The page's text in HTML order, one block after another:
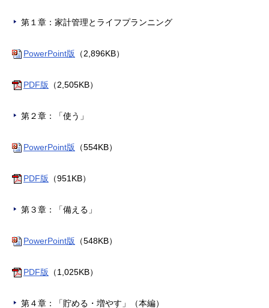
第１章：家計管理とライフプランニング
PowerPoint版 （2,896KB）
PDF版 （2,505KB）
第２章：「使う」
PowerPoint版 （554KB）
PDF版 （951KB）
第３章：「備える」
PowerPoint版 （548KB）
PDF版 （1,025KB）
第４章：「貯める・増やす」（本編）